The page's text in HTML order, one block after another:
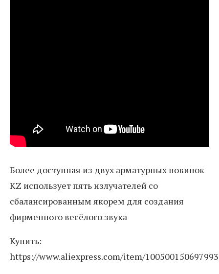
Более доступная из двух арматурных новинок
KZ использует пять излучателей со
сбалансированным якорем для создания
фирменного весёлого звука
Купить:
https://www.aliexpress.com/item/